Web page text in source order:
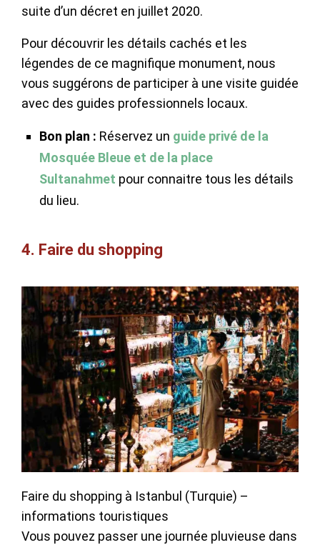
suite d’un décret en juillet 2020.
Pour découvrir les détails cachés et les
légendes de ce magnifique monument, nous
vous suggérons de participer à une visite guidée
avec des guides professionnels locaux.
Bon plan : Réservez un guide privé de la
Mosquée Bleue et de la place
Sultanahmet pour connaitre tous les détails
du lieu.
4. Faire du shopping
Faire du shopping à Istanbul (Turquie) –
informations touristiques
Vous pouvez passer une journée pluvieuse dans